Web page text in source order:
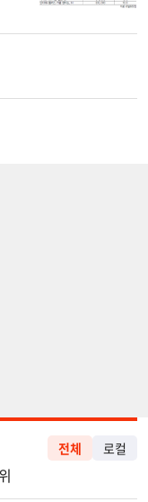
전체 로컬